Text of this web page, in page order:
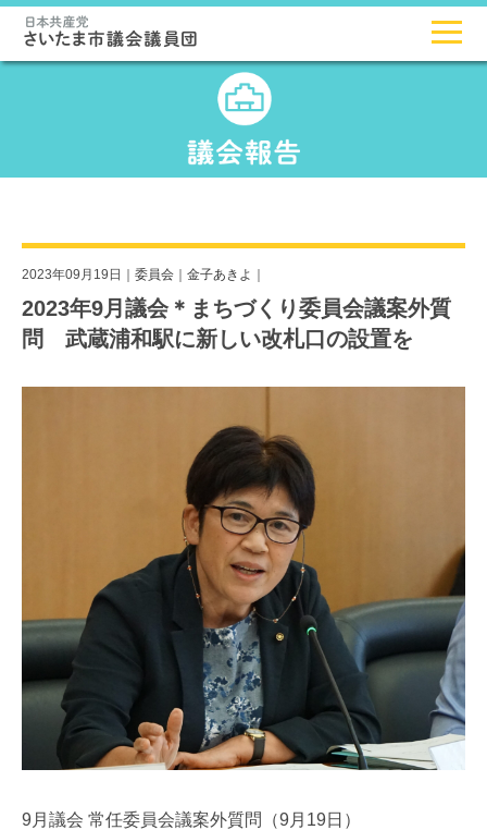
2023年09月19日｜ 委員会 金子あきよ
2023年9月議会＊まちづくり委員会議案外質
問 武蔵浦和駅に新しい改札口の設置を
9月議会 常任委員会議案外質問（9月19日）